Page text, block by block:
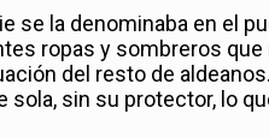
se la denominaba en el
ropas y sombreros
del resto de
sola, sin su protector, lo